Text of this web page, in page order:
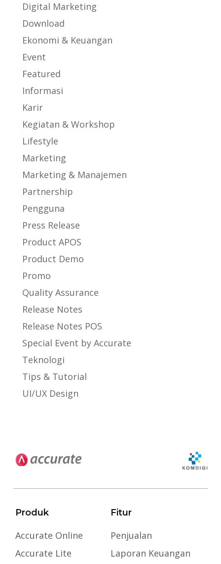
Digital Marketing
Download
Ekonomi & Keuangan
Event
Featured
Informasi
Karir
Kegiatan & Workshop
Lifestyle
Marketing
Marketing & Manajemen
Partnership
Pengguna
Press Release
Product APOS
Product Demo
Promo
Quality Assurance
Release Notes
Release Notes POS
Special Event by Accurate
Teknologi
Tips & Tutorial
UI/UX Design
Produk
Accurate Online
Accurate Lite
Fitur
Penjualan
Laporan Keuangan